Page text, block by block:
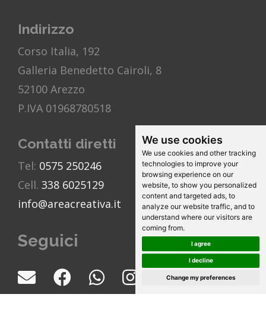
We use cookies
We use cookies and other tracking
technologies to improve your
browsing experience on our
website, to show you personalized
content and targeted ads, to
analyze our website traffic, and to
understand where our visitors are
coming from.
I agree
I decline
Change my preferences
Indirizzo
Corso Italia, 192
Galleria Benedetto Cairoli, 8
52100 Arezzo
P.IVA 01968780518
Contatti diretti
Tel: 0575 250246
Cell. 338 6025129
info@areacreativa.it
Seguici